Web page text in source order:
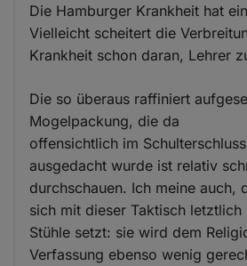
Die Hamburger Krankheit hat
Vielleicht scheitert die
Krankheit schon daran, Lehrer
Die so überaus raffiniert
Mogelpackung, die da
offensichtlich im
ausgedacht wurde ist relativ
durchschauen. Ich meine auch,
sich mit dieser Taktisch letztlich
Stühle setzt: sie wird dem
Verfassung ebenso wenig